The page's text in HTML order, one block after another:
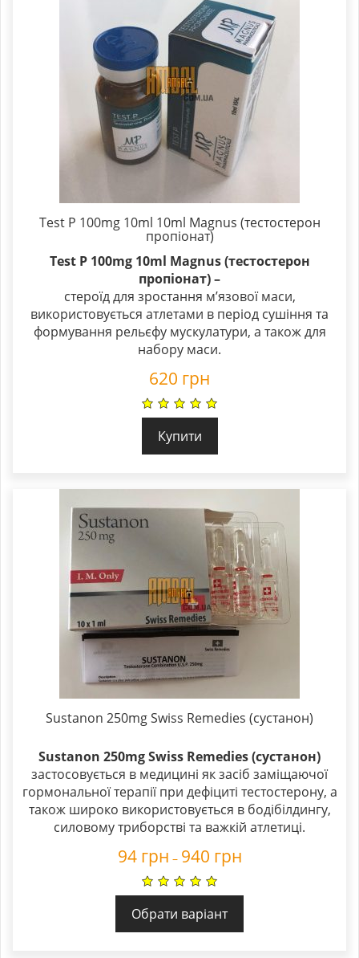
Test P 100mg 10ml 10ml Magnus (тестостерон
пропіонат)
Test P 100mg 10ml Magnus (тестостерон
пропіонат)–
стероїд для зростання м’язової маси,
використовується атлетами в період сушіння та
формування рельєфу мускулатури, а також для
набору маси.
620 грн
Купити
Sustanon 250mg Swiss Remedies (сустанон)
Sustanon 250mg Swiss Remedies (сустанон)
застосовується в медицині як засіб заміщаючої
гормональної терапії при дефіциті тестостерону, а
також широко використовується в бодібілдингу,
силовому триборстві та важкій атлетиці.
94 грн – 940 грн
Обрати варіант